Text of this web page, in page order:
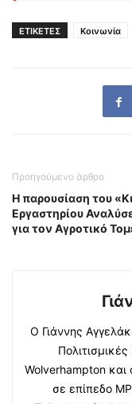
ΕΤΙΚΕΤΕΣ Κοινωνία
Προηγούμενο άρθρο
Η παρουσίαση του
Εργαστηρίου
για τον Αγροτικό
Ο Γιάννης
Wolverhampton και
σε επίπεδο